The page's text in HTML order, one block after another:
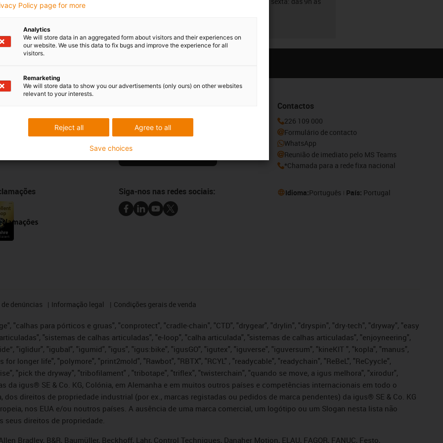
Mantenha-se a par de todas as novidades e
subscreva a newsletter da igus® aqui.
Contactos
226 109 000
Formulário de contacto
WhatsApp
Reunião de imediato pelo MS Teams
*Chamada para a rede fixa nacional
Siga-nos nas redes sociais: Idioma:Português País: Portugal
denúncias Informação legal Condições gerais de venda
"calhas para pórticos e gruas", "conprotect", "cradle-chain", "CTD", "drygear", "drylin", "dryspin", "dry-tech", "dryway", "easy
"sistemas de calhas articuladas", "e-loop", "calha articulada", "sistemas de calhas articuladas", "enjoyneering",
"iglidur", "igubal", "igumid", "igus", "igus:bike", "igusGO", "igutex", "iguverse", "iguversum", "kineKIT ", "kopla", "manus",
longer life", "polymore", "print2mold", "Rawbot", "RBTX", "RCYL" , "readycable", "readychain", "ReBeL", "ReCyycle",
"pick the dryway", "tribofilament" , "tribotape", "triflex", "twisterchain", "quando se move, a igus melhora", "xirodur",
da igus® SE & Co. KG, Colónia, em Alemanha e em muitos outros países e competências internacionais em todo o
direitos de propriedade industrial (por ex., marcas registadas ou pedidos de marca pendentes) da igus® SE & Co. KG
nos EUA e/ou noutros países. A ausência de uma marca comercial, um logótipo ou um Slogan nesta lista não
seus direitos de propriedade.
Bradley, B&R, Baumüller, Beckhoff, Lahr, Control Techniques, Danaher Motion, ELAU, FAGOR, FANUC, Festo,
Policy page for more
Analytics
We will store data in an aggregated form about visitors and their experiences on
our website. We use this data to fix bugs and improve the experience for all
visitors.
Remarketing
We will store data to show you our advertisements (only ours) on other websites
relevant to your interests.
Agree to all
Reject all
Save choices